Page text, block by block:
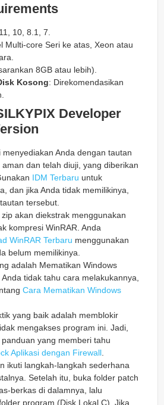
10, 8.1, 7.
Multi-core Seri ke atas, Xeon atau
8GB atau lebih).
Kosong: Direkomendasikan
Developer
menyediakan Anda dengan tautan
dan telah diuji, yang diberikan
IDM Terbaru untuk
dan jika Anda tidak memilikinya,
tersebut.
akan diekstrak menggunakan
kompresi WinRAR. Anda
WinRAR Terbaru menggunakan
belum memilikinya.
adalah Mematikan Windows
tidak tahu cara melakukannya,
Cara Mematikan Windows
yang baik adalah memblokir
mengakses program ini. Jadi,
yang memberi tahu
Aplikasi dengan Firewall
ikuti langkah-langkah sederhana
Setelah itu, buka folder patch
berkas di dalamnya, lalu
program (Disk Lokal C). Jika